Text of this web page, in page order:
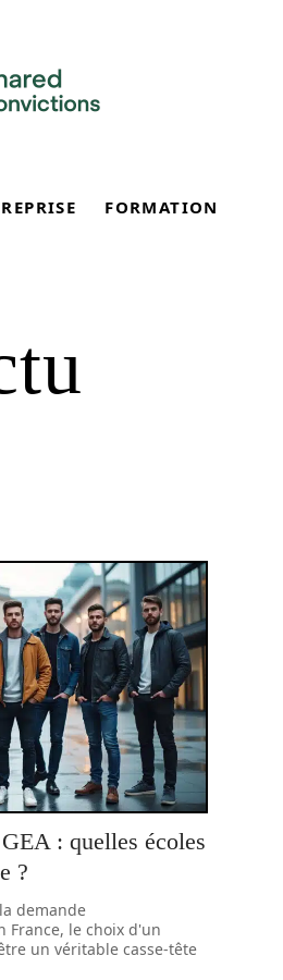
FORMATION
: quelles écoles
?
demande
France, le choix d'un
un véritable casse-tête